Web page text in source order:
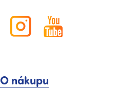
O nákupu